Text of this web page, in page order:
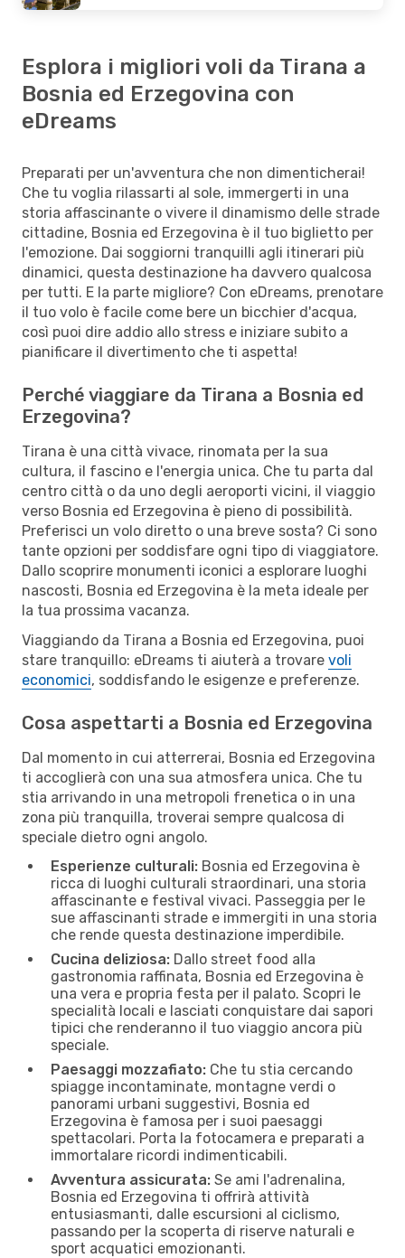
Esplora i migliori voli da Tirana a
Bosnia ed Erzegovina con
eDreams
Preparati per un'avventura che non dimenticherai!
Che tu voglia rilassarti al sole, immergerti in una
storia affascinante o vivere il dinamismo delle strade
cittadine, Bosnia ed Erzegovina è il tuo biglietto per
l'emozione. Dai soggiorni tranquilli agli itinerari più
dinamici, questa destinazione ha davvero qualcosa
per tutti. E la parte migliore? Con eDreams, prenotare
il tuo volo è facile come bere un bicchier d'acqua,
così puoi dire addio allo stress e iniziare subito a
pianificare il divertimento che ti aspetta!
Perché viaggiare da Tirana a Bosnia ed
Erzegovina?
Tirana è una città vivace, rinomata per la sua
cultura, il fascino e l'energia unica. Che tu parta dal
centro città o da uno degli aeroporti vicini, il viaggio
verso Bosnia ed Erzegovina è pieno di possibilità.
Preferisci un volo diretto o una breve sosta? Ci sono
tante opzioni per soddisfare ogni tipo di viaggiatore.
Dallo scoprire monumenti iconici a esplorare luoghi
nascosti, Bosnia ed Erzegovina è la meta ideale per
la tua prossima vacanza.
Viaggiando da Tirana a Bosnia ed Erzegovina, puoi
stare tranquillo: eDreams ti aiuterà a trovare voli
economici, soddisfando le esigenze e preferenze.
Cosa aspettarti a Bosnia ed Erzegovina
Dal momento in cui atterrerai, Bosnia ed Erzegovina
ti accoglierà con una sua atmosfera unica. Che tu
stia arrivando in una metropoli frenetica o in una
zona più tranquilla, troverai sempre qualcosa di
speciale dietro ogni angolo.
Esperienze culturali: Bosnia ed Erzegovina è
ricca di luoghi culturali straordinari, una storia
affascinante e festival vivaci. Passeggia per le
sue affascinanti strade e immergiti in una storia
che rende questa destinazione imperdibile.
Cucina deliziosa: Dallo street food alla
gastronomia raffinata, Bosnia ed Erzegovina è
una vera e propria festa per il palato. Scopri le
specialità locali e lasciati conquistare dai sapori
tipici che renderanno il tuo viaggio ancora più
speciale.
Paesaggi mozzafiato: Che tu stia cercando
spiagge incontaminate, montagne verdi o
panorami urbani suggestivi, Bosnia ed
Erzegovina è famosa per i suoi paesaggi
spettacolari. Porta la fotocamera e preparati a
immortalare ricordi indimenticabili.
Avventura assicurata: Se ami l'adrenalina,
Bosnia ed Erzegovina ti offrirà attività
entusiasmanti, dalle escursioni al ciclismo,
passando per la scoperta di riserve naturali e
sport acquatici emozionanti.